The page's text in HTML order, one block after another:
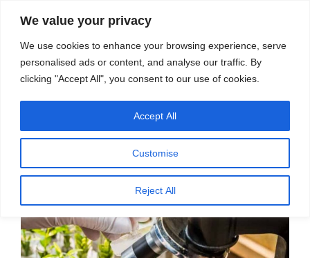
We value your privacy
We use cookies to enhance your browsing experience, serve
personalised ads or content, and analyse our traffic. By
clicking "Accept All", you consent to our use of cookies.
Customise
Reject All
Accept All
स्रोत
मेनू
प्रकाशित
क्या वनस्पति विज्ञान का अंत हो चुका है? –
डॉ. किशोर पंवार